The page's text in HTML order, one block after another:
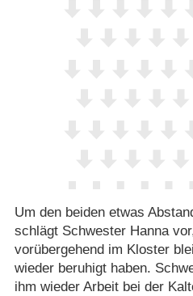
Um den beiden etwas
schlägt Schwester Hanna
vorübergehend im Kloster
wieder beruhigt haben.
ihm wieder Arbeit bei der